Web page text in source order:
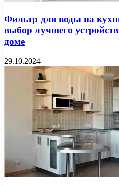
Фильтр для воды на
выбор лучшего
доме
29.10.2024